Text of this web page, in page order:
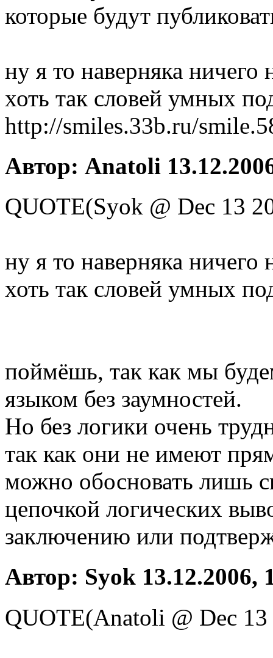
которые будут
ну я то наверняка
хоть так словей умных
http://smiles.33b.ru/
Автор: Anatoli
QUOTE(Syok @ Dec 13
ну я то наверняка
хоть так словей умных
поймёшь, так как мы
языком без заумностей.
Но без логики очень
так как они не имеют
можно обосновать лишь
цепочкой логических
заключению или
Автор: Syok 13.12.2006,
QUOTE(Anatoli @ Dec